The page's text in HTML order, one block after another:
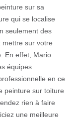
sur sa
qui se localise
seulement des
mettre sur votre
En effet, Mario
équipes
en ce
peinture sur toiture
rien à faire
une meilleure